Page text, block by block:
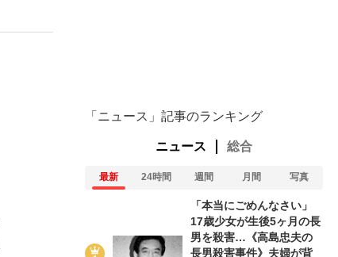
「ニュース」記事のランキング
ニュース 総合
最新 24時間 週間 月間 写真
「本当にごめんなさい」
17歳少女が生後5ヶ月の長
男を殺害…《高島忠夫の
長男殺害事件》夫婦が背